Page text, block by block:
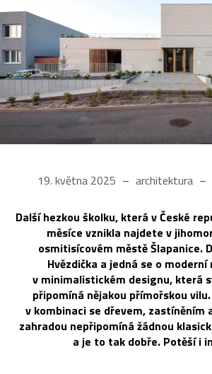
19. května 2025 architektura
Další hezkou školku, která v České
měsíce vznikla najdete v
osmitisícovém městě Šlapanice.
Hvězdička a jedná se o
v minimalistickém designu, která
připomíná nějakou přímořskou
v kombinaci se dřevem, zastíněním
zahradou nepřipomíná žádnou
a je to tak dobře. Potěší i